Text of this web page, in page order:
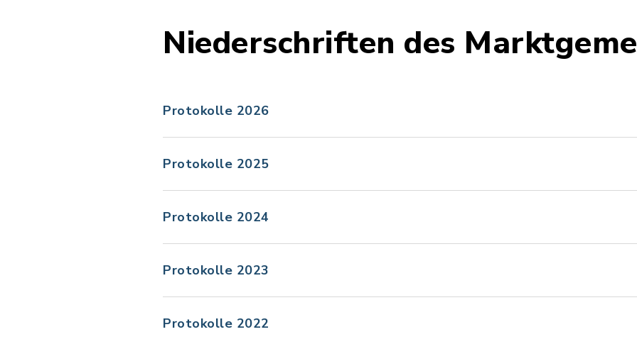
Niederschriften des
Protokolle 2026
Protokolle 2025
Protokolle 2024
Protokolle 2023
Protokolle 2022